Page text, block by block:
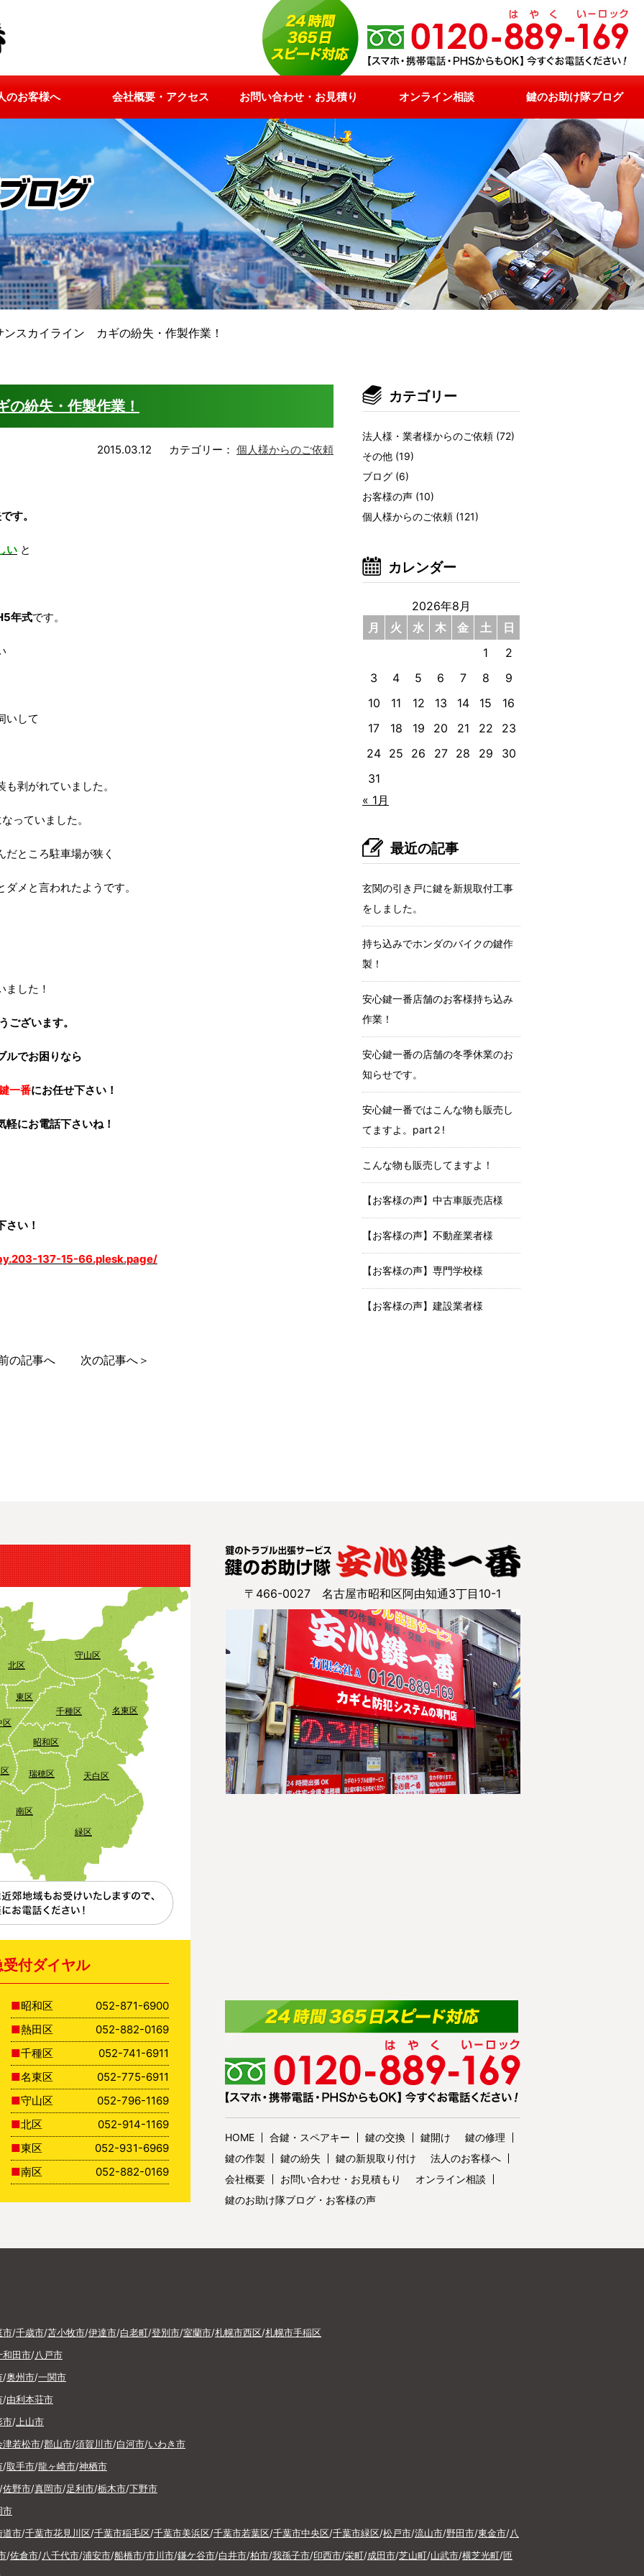
のお客様へ 会社概要・アクセス お問い合わせ・お見積り オンライン相談 鍵のお助け隊ブログ
ンスカイライン カギの紛失・作製作業！
紛失・作製作業！
2015.03.12 カテゴリー： 個人様からのご依頼
す。
い と
年式です。
いして
剥がれていました。
っていました。
ところ駐車場が狭く
メと言われたようです。
した！
ございます。
ルでお困りなら
一番にお任せ下さい！
にお電話下さいね！
い！
137-15-66.plesk.page/
の記事へ 次の記事へ＞
カテゴリー
法人様・業者様からのご依頼 (72)
その他 (19)
ブログ (6)
お客様の声 (10)
個人様からのご依頼 (121)
カレンダー
2026年8月
月
火 水 木 金 土
日
1
2
3
4 5 6 7 8
9
10
11 12 13 14 15
16
17
18 19 20 21 22
23
24 25 26 27 28 29
30
31
« 1月
最近の記事
玄関の引き戸に鍵を新規取付工事
をしました。
持ち込みでホンダのバイクの鍵作
製！
安心鍵一番店舗のお客様持ち込み
作業！
安心鍵一番の店舗の冬季休業のお
知らせです。
安心鍵一番ではこんな物も販売し
てますよ。part２!
こんな物も販売してますよ！
【お客様の声】中古車販売店様
【お客様の声】不動産業者様
【お客様の声】専門学校様
【お客様の声】建設業者様
〒466-0027 名古屋市昭和区阿由知通3丁目10-1
HOME 合鍵・スペアキー 鍵の交換 鍵開け
鍵の修理
鍵の作製
鍵の紛失 鍵の新規取り付け
法人のお客様へ
会社概要
お問い合わせ・お見積もり
オンライン相談
鍵のお助け隊ブログ・お客様の声
区
緑区
天白区
瑞穂区
昭和区
千種区 名東区
守山区
北区
東区
南区
付ダイヤル
昭和区
052-871-6900
熱田区
052-882-0169
千種区
052-741-6911
名東区
052-775-6911
守山区
052-796-1169
北区
052-914-1169
東区
052-931-6969
南区
052-882-0169
市/千歳市/苫小牧市/伊達市/白老町/登別市/室蘭市/札幌市西区/札幌市手稲区
和田市/八戸市
/奥州市/一関市
/由利本荘市
市/ 上山市
津若松市/郡山市/須賀川市/白河市/いわき市
/取手市/龍ヶ崎市/神栖市
/佐野市/真岡市/足利市/栃木市/下野市
市
道市/千葉市花見川区/千葉市稲毛区/千葉市美浜区/千葉市若葉区/千葉市中央区/千葉市緑区/松戸市/流山市/野田市/東金市/八
/佐倉市/八千代市/浦安市/船橋市/市川市/鎌ケ谷市/白井市/柏市/我孫子市/印西市/栄町/成田市/芝山町/山武市/横芝光町/匝